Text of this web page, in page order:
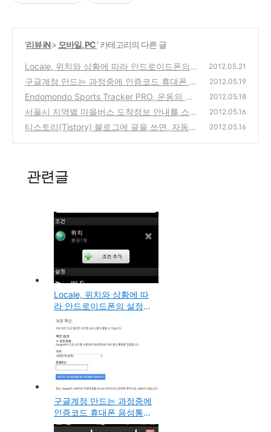
'리뷰 iN> 모바일, PC' 카테고리의 다른 글
Locale, 위치와 상황에 따라 안드로이드폰의
설정을 자동으로 바꾸어주는 앱
(0)
2012.05.21
구글계정 만드는 과정중에 인증코드 휴대폰 음
성통화로 입력받아 하는 방법
(0)
2012.05.19
Endomondo Sports Tracker PRO, 운동의 성
과 내역을 기록해서 동기부여와 재미를 주는
스마트폰앱 (안드로이드, 아이폰용)
(2)
2012.05.18
서울시 지역별 마을버스 도착정보 안내를 스마
트폰에서 확인하는 방법 (app이 아닌 mobile
2012.05.16
티스토리(Tistory) 블로그에 글을 쓰면, 자동으
2012.05.16
관련글
Locale, 위치와 상황에 따
라 안드로이드폰의 설정을
자동으로 바꾸어주는 앱
구글계정 만드는 과정중에
인증코드 휴대폰 음성통화
로 입력받아 하는 방법